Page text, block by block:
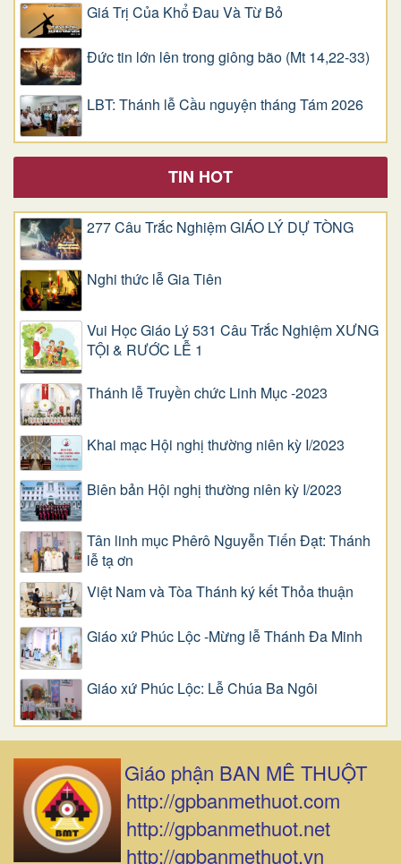
Giá Trị Của Khổ Ðau Và Từ Bỏ
Đức tin lớn lên trong giông bão (Mt 14,22-33)
LBT: Thánh lễ Cầu nguyện tháng Tám 2026
TIN HOT
277 Câu Trắc Nghiệm GIÁO LÝ DỰ TÒNG
Nghi thức lễ Gia Tiên
Vui Học Giáo Lý 531 Câu Trắc Nghiệm XƯNG
TỘI & RƯỚC LỄ 1
Thánh lễ Truyền chức Linh Mục -2023
Khai mạc Hội nghị thường niên kỳ I/2023
Biên bản Hội nghị thường niên kỳ I/2023
Tân linh mục Phêrô Nguyễn Tiến Đạt: Thánh
lễ tạ ơn
Việt Nam và Tòa Thánh ký kết Thỏa thuận
Giáo xứ Phúc Lộc -Mừng lễ Thánh Đa Minh
Giáo xứ Phúc Lộc: Lễ Chúa Ba Ngôi
Giáo phận BAN MÊ THUỘT
http://gpbanmethuot.com
http://gpbanmethuot.net
http://gpbanmethuot.vn